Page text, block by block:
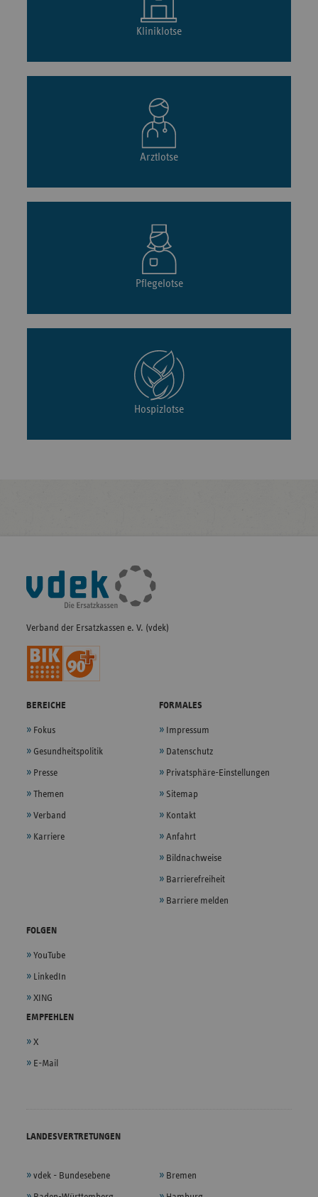
Kliniklotse
Arztlotse
Pflegelotse
Hospizlotse
Fußleisten-
Navigation
Verband der Ersatzkassen e. V. (vdek)
BEREICHE
Fokus
Gesundheitspolitik
Presse
Themen
Verband
Karriere
FORMALES
Impressum
Datenschutz
Privatsphäre-Einstellungen
Sitemap
Kontakt
Anfahrt
Bildnachweise
Barrierefreiheit
Barriere melden
FOLGEN
YouTube
LinkedIn
XING
EMPFEHLEN
X
E-Mail
LANDESVERTRETUNGEN
vdek - Bundesebene Bremen